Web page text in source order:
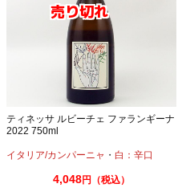
ティネッサ ルビーチェ ファランギーナ
2022 750ml
イタリア/カンパーニャ ・ 白：辛口
4,048円（税込）